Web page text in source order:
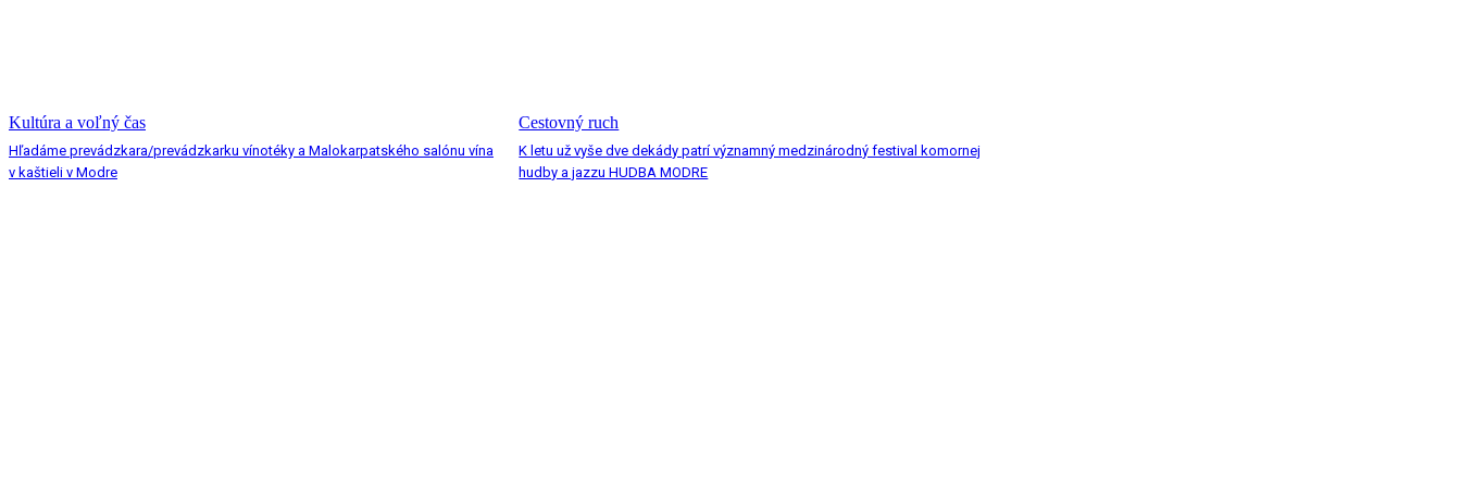
Kultúra a voľný čas
Hľadáme prevádzkara/prevádzkarku vínotéky a Malokarpatského salónu vína
v kaštieli v Modre
Cestovný ruch
K letu už vyše dve dekády patrí významný medzinárodný festival komornej
hudby a jazzu HUDBA MODRE